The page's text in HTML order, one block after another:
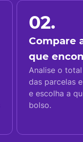
02.
Compare
que
Analise o
das parcelas
e escolha a
bolso.